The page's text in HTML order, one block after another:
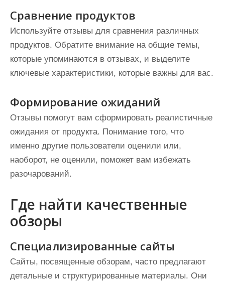
Сравнение продуктов
Используйте отзывы для сравнения различных
продуктов. Обратите внимание на общие темы,
которые упоминаются в отзывах, и выделите
ключевые характеристики, которые важны для вас.
Формирование ожиданий
Отзывы помогут вам сформировать реалистичные
ожидания от продукта. Понимание того, что
именно другие пользователи оценили или,
наоборот, не оценили, поможет вам избежать
разочарований.
Где найти качественные
обзоры
Специализированные сайты
Сайты, посвященные обзорам, часто предлагают
детальные и структурированные материалы. Они